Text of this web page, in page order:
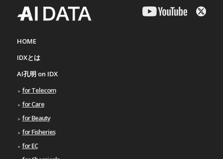
HOME
IDXとは
AI孔明 on IDX
for Telecom
for Care
for Beauty
for Fisheries
for EC